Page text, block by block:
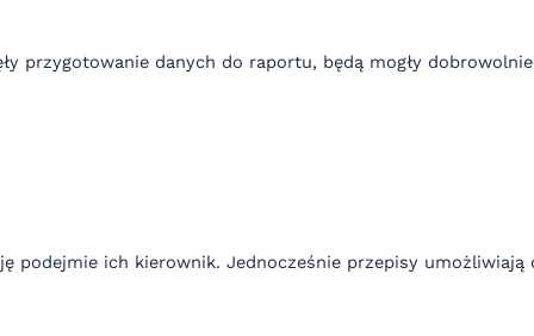
danych do raportu, będą mogły
ich kierownik. Jednocześnie przepisy